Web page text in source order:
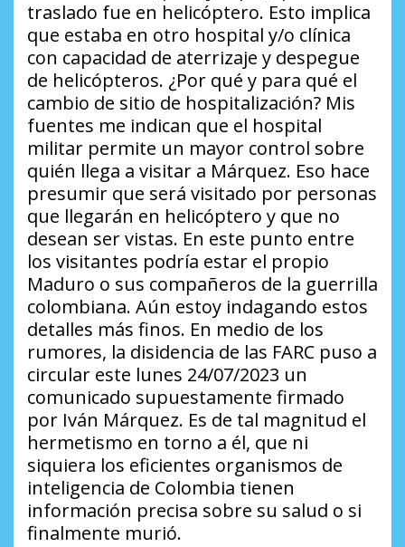
traslado fue en helicóptero. Esto implica
que estaba en otro hospital y/o clínica
con capacidad de aterrizaje y despegue
de helicópteros. ¿Por qué y para qué el
cambio de sitio de hospitalización? Mis
fuentes me indican que el hospital
militar permite un mayor control sobre
quién llega a visitar a Márquez. Eso hace
presumir que será visitado por personas
que llegarán en helicóptero y que no
desean ser vistas. En este punto entre
los visitantes podría estar el propio
Maduro o sus compañeros de la guerrilla
colombiana. Aún estoy indagando estos
detalles más finos. En medio de los
rumores, la disidencia de las FARC puso a
circular este lunes 24/07/2023 un
comunicado supuestamente firmado
por Iván Márquez. Es de tal magnitud el
hermetismo en torno a él, que ni
siquiera los eficientes organismos de
inteligencia de Colombia tienen
información precisa sobre su salud o si
finalmente murió.